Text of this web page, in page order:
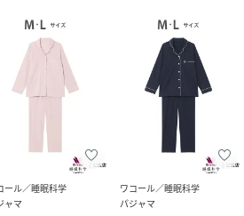
ール／睡眠科学
ャマ
ワコール／睡眠科学
パジャマ